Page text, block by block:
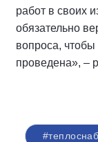
работ в своих
обязательно
вопроса, чтобы
проведена», –